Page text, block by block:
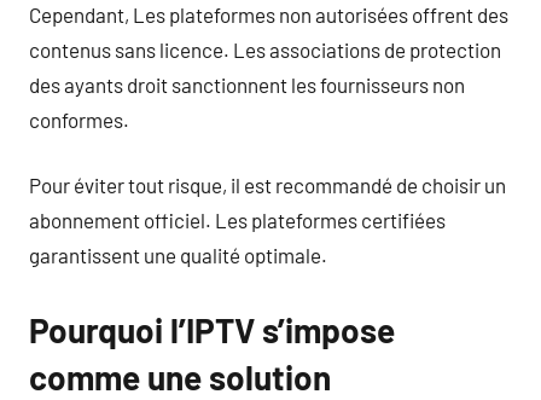
Cependant, Les plateformes non autorisées offrent des
contenus sans licence. Les associations de protection
des ayants droit sanctionnent les fournisseurs non
conformes.
Pour éviter tout risque, il est recommandé de choisir un
abonnement officiel. Les plateformes certifiées
garantissent une qualité optimale.
Pourquoi l’IPTV s’impose
comme une solution